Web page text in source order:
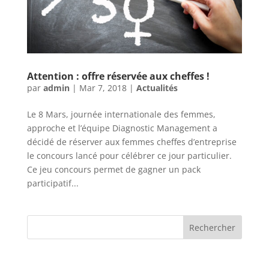
Attention : offre réservée aux cheffes !
par admin| Mar 7, 2018| Actualités
Le 8 Mars, journée internationale des femmes,
approche et l’équipe Diagnostic Management a
décidé de réserver aux femmes cheffes d’entreprise
le concours lancé pour célébrer ce jour particulier.
Ce jeu concours permet de gagner un pack
participatif...
Rechercher